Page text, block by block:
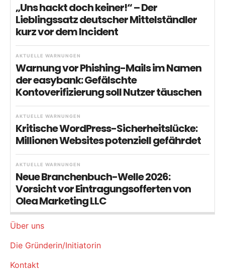
„Uns hackt doch keiner!“ – Der
Lieblingssatz deutscher Mittelständler
kurz vor dem Incident
AKTUELLE WARNUNGEN
Warnung vor Phishing-Mails im Namen
der easybank: Gefälschte
Kontoverifizierung soll Nutzer täuschen
AKTUELLE WARNUNGEN
Kritische WordPress-Sicherheitslücke:
Millionen Websites potenziell gefährdet
AKTUELLE WARNUNGEN
Neue Branchenbuch-Welle 2026:
Vorsicht vor Eintragungsofferten von
Olea Marketing LLC
Über uns
Die Gründerin/Initiatorin
Kontakt